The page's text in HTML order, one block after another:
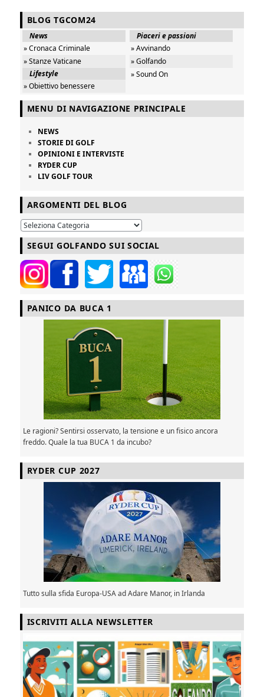
BLOG TGCOM24
News
» Cronaca Criminale
» Stanze Vaticane
Lifestyle
» Obiettivo benessere
Piaceri e passioni
» Avvinando
» Golfando
» Sound On
MENU DI NAVIGAZIONE PRINCIPALE
NEWS
STORIE DI GOLF
OPINIONI E INTERVISTE
RYDER CUP
LIV GOLF TOUR
ARGOMENTI DEL BLOG
SEGUI GOLFANDO SUI SOCIAL
PANICO DA BUCA 1
Le ragioni? Sentirsi osservato, la tensione e un fisico ancora
freddo. Quale la tua BUCA 1 da incubo?
RYDER CUP 2027
Tutto sulla sfida Europa-USA ad Adare Manor, in Irlanda
ISCRIVITI ALLA NEWSLETTER